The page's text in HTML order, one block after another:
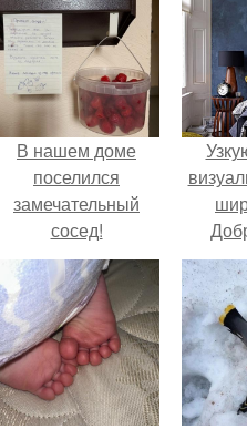
В нашем доме
поселился
замечательный
сосед!